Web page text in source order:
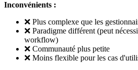
Inconvénients :
❌ Plus complexe que les
❌ Paradigme différent (peut
workflow)
❌ Communauté plus petite
❌ Moins flexible pour les cas